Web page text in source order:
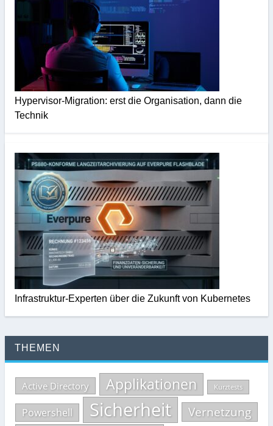
Hypervisor-Migration: erst die Organisation, dann die
Technik
Infrastruktur-Experten über die Zukunft von Kubernetes
THEMEN
Active Directory Applikationen Kurztests
Powershell Sicherheit Vernetzung